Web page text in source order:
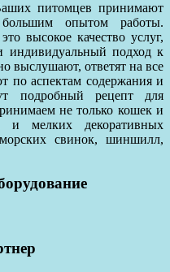
питомцев принимают
опытом работы.
высокое качество услуг,
индивидуальный подход к
выслушают, ответят на все
по аспектам содержания и
подробный рецепт для
не только кошек и
мелких декоративных
свинок, шиншилл,